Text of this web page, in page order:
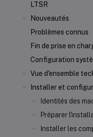
LTSR
Nouveautés
Problèmes connus
Fin de prise en
Configuration
Vue d'ensemble
Installer et
Identités des
Préparer
Installer les